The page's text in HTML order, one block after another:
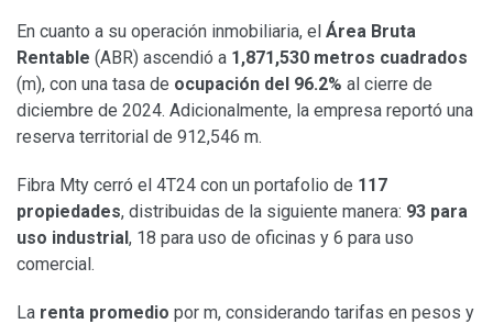
En cuanto a su operación inmobiliaria, el Área Bruta
Rentable (ABR) ascendió a 1,871,530 metros cuadrados
(m), con una tasa de ocupación del 96.2% al cierre de
diciembre de 2024. Adicionalmente, la empresa reportó una
reserva territorial de 912,546 m.
Fibra Mty cerró el 4T24 con un portafolio de 117
propiedades, distribuidas de la siguiente manera: 93 para
uso industrial, 18 para uso de oficinas y 6 para uso
comercial.
La renta promedio por m, considerando tarifas en pesos y